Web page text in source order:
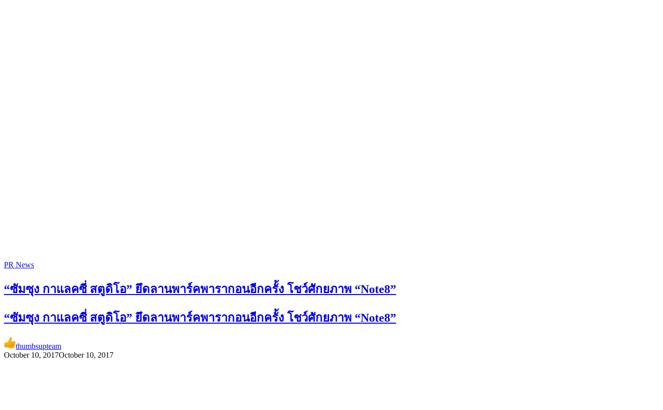
PR News
“ซัมซุง กาแลคซี่ สตูดิโอ” ยึดลานพาร์คพารากอนอีกครั้ง โชว์ศักยภาพ “Note8”
“ซัมซุง กาแลคซี่ สตูดิโอ” ยึดลานพาร์คพารากอนอีกครั้ง โชว์ศักยภาพ “Note8”
thumbsupteam
October 10, 2017October 10, 2017